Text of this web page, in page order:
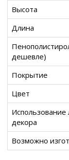
Высота
Длина
дешевле)
Покрытие
Цвет
Использование
декора
Возможно